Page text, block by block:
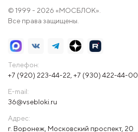
© 1999 - 2026 «МОСБЛОК».
Все права защищены.
Телефон:
+7 (920) 223-44-22, +7 (930) 422-44-00
E-mail:
36@vsebloki.ru
Адрес:
г. Воронеж, Московский проспект, 20